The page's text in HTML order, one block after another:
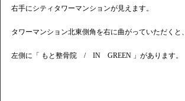
右手にシティタワーマンションが見えます。
タワーマンション北東側角を右に曲がっていただくと、
左側に「 もと整骨院 / IN GREEN 」があります。